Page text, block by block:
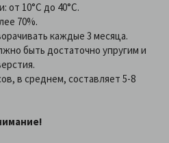
от 10°С до 40°С.
70%.
каждые 3 месяца.
быть достаточно упругим и
в среднем, составляет 5-8